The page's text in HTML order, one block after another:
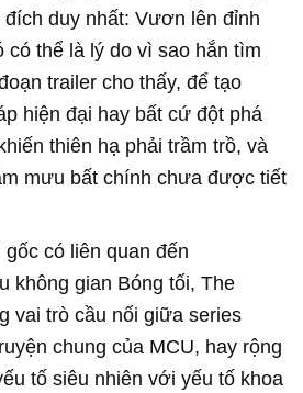
duy nhất: Vươn lên đỉnh
thể là lý do vì sao hắn tìm
trailer cho thấy, để tạo
hiện đại hay bất cứ đột phá
thiên hạ phải trầm trồ, và
mưu bất chính chưa được tiết
có liên quan đến
không gian Bóng tối, The
vai trò cầu nối giữa series
chung của MCU, hay rộng
tố siêu nhiên với yếu tố khoa